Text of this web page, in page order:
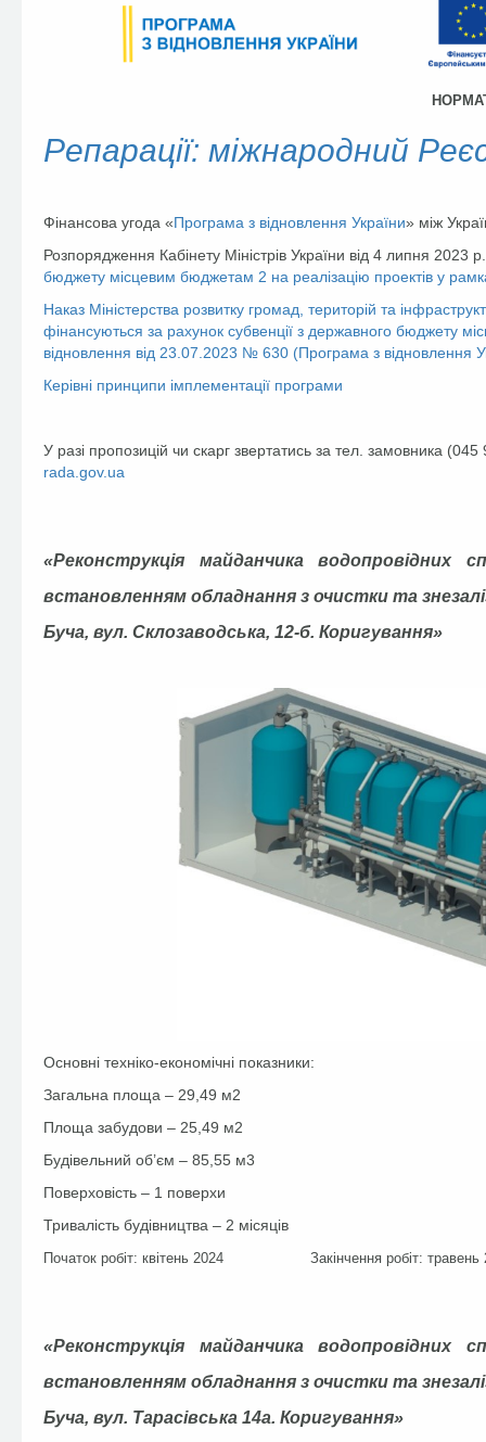
Репарації: міжнародний
Фінансова угода «Програма з відновлення України» між
Розпорядження Кабінету Міністрів України від 4 липня
бюджету місцевим бюджетам 2 на реалізацію проектів у
Наказ Міністерства розвитку громад, територій та
фінансуються за рахунок субвенції з державного бюджету
відновлення від 23.07.2023 № 630 (Програма з відновлення
Керівні принципи імплементації програми
У разі пропозицій чи скарг звертатись за тел. замовника
rada.gov.ua
«Реконструкція майданчика водопровідних
встановленням обладнання з очистки та
Буча, вул. Склозаводська, 12-б. Коригування»
Основні техніко-економічні показники:
Загальна площа – 29,49 м2
Площа забудови – 25,49 м2
Будівельний об’єм – 85,55 м3
Поверховість – 1 поверхи
Тривалість будівництва – 2 місяців
Початок робіт: квітень 2024 Закінчення робіт: травень
«Реконструкція майданчика водопровідних
встановленням обладнання з очистки та
Буча, вул. Тарасівська 14а. Коригування»